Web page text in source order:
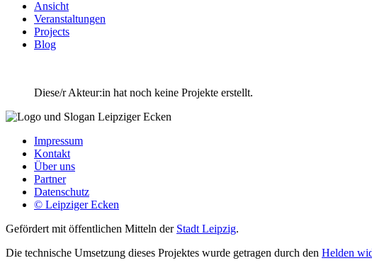
Primäre
Reiter
Ansicht
Veranstaltungen
Projects
Blog
Diese/r Akteur:in hat noch keine Projekte erstellt.
Impressum
Kontakt
Über uns
Partner
Datenschutz
© Leipziger Ecken
Gefördert mit öffentlichen Mitteln der Stadt Leipzig.
Die technische Umsetzung dieses Projektes wurde getragen durch den Helden